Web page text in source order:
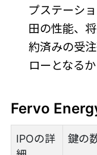
プステーシ
田の性能、
約済みの受
ローとなるか
Fervo
IPOの詳
鍵の